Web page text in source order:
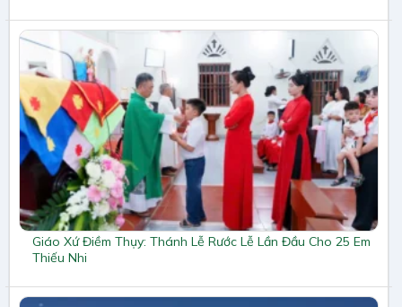
Giáo Xứ Điềm Thụy: Thánh Lễ Rước Lễ Lần Đầu Cho 25 Em
Thiếu Nhi